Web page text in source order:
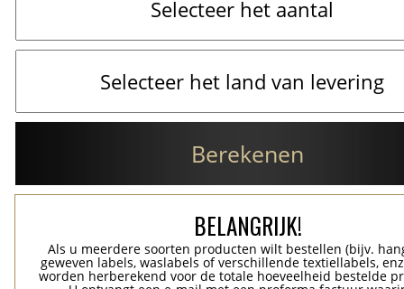
Berekenen
BELANGRIJK!
Als u meerdere soorten producten wilt bestellen (bijv.
geweven labels, waslabels of verschillende textiellabels,
worden herberekend voor de totale hoeveelheid bestelde